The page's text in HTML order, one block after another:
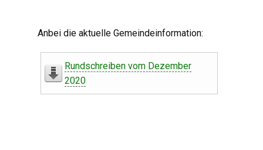
Anbei die aktuelle Gemeindeinformation:
Rundschreiben vom Dezember
2020